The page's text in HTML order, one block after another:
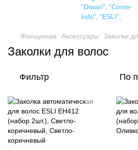
Женщинам Аксессуары Заколки
Заколки для волос
Фильтр По